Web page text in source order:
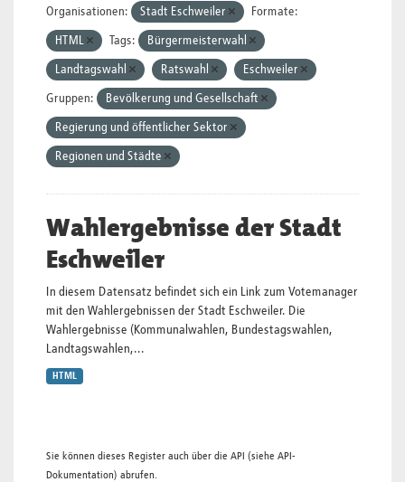
Organisationen: Stadt Eschweiler Formate:
HTML Tags: Bürgermeisterwahl
Landtagswahl Ratswahl Eschweiler
Gruppen: Bevölkerung und Gesellschaft
Regierung und öffentlicher Sektor
Regionen und Städte
Wahlergebnisse der Stadt
Eschweiler
In diesem Datensatz befindet sich ein Link zum Votemanager
mit den Wahlergebnissen der Stadt Eschweiler. Die
Wahlergebnisse (Kommunalwahlen, Bundestagswahlen,
Landtagswahlen,...
HTML
Sie können dieses Register auch über die API (siehe API-
Dokumentation) abrufen.